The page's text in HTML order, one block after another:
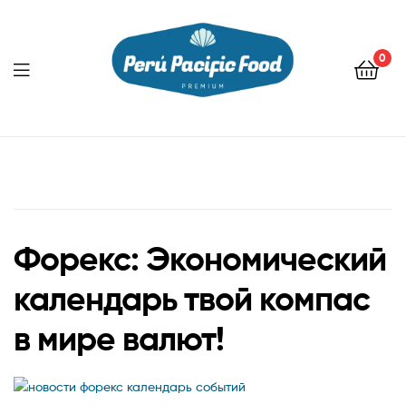
0
Menu
Форекс: Экономический
календарь твой компас
в мире валют!